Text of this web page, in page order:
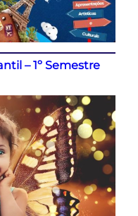
– 1º Semestre